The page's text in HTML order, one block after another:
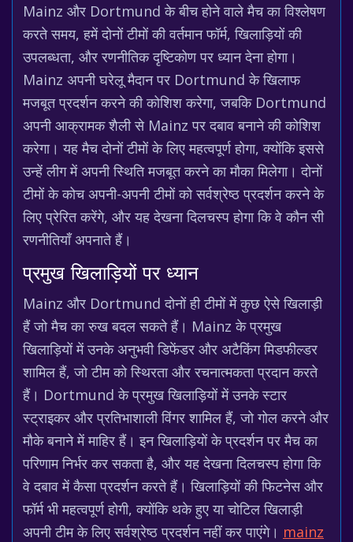
Mainz और Dortmund के बीच होने वाले मैच का विश्लेषण
करते समय, हमें दोनों टीमों की वर्तमान फॉर्म, खिलाड़ियों की
उपलब्धता, और रणनीतिक दृष्टिकोण पर ध्यान देना होगा।
Mainz अपनी घरेलू मैदान पर Dortmund के खिलाफ
मजबूत प्रदर्शन करने की कोशिश करेगा, जबकि Dortmund
अपनी आक्रामक शैली से Mainz पर दबाव बनाने की कोशिश
करेगा। यह मैच दोनों टीमों के लिए महत्वपूर्ण होगा, क्योंकि इससे
उन्हें लीग में अपनी स्थिति मजबूत करने का मौका मिलेगा। दोनों
टीमों के कोच अपनी-अपनी टीमों को सर्वश्रेष्ठ प्रदर्शन करने के
लिए प्रेरित करेंगे, और यह देखना दिलचस्प होगा कि वे कौन सी
रणनीतियाँ अपनाते हैं।
प्रमुख खिलाड़ियों पर ध्यान
Mainz और Dortmund दोनों ही टीमों में कुछ ऐसे खिलाड़ी
हैं जो मैच का रुख बदल सकते हैं। Mainz के प्रमुख
खिलाड़ियों में उनके अनुभवी डिफेंडर और अटैकिंग मिडफील्डर
शामिल हैं, जो टीम को स्थिरता और रचनात्मकता प्रदान करते
हैं। Dortmund के प्रमुख खिलाड़ियों में उनके स्टार
स्ट्राइकर और प्रतिभाशाली विंगर शामिल हैं, जो गोल करने और
मौके बनाने में माहिर हैं। इन खिलाड़ियों के प्रदर्शन पर मैच का
परिणाम निर्भर कर सकता है, और यह देखना दिलचस्प होगा कि
वे दबाव में कैसा प्रदर्शन करते हैं। खिलाड़ियों की फिटनेस और
फॉर्म भी महत्वपूर्ण होगी, क्योंकि थके हुए या चोटिल खिलाड़ी
अपनी टीम के लिए सर्वश्रेष्ठ प्रदर्शन नहीं कर पाएंगे। mainz